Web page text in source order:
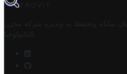
TROVIT
تملكه وتحتفظ به وتديره
شركة مخزن
التكنولوجيا